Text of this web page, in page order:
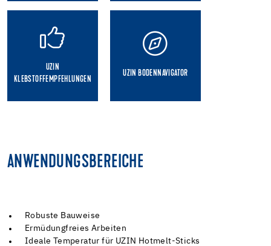
UZIN
KLEBSTOFFEMPFEHLUNGEN
UZIN BODENNAVIGATOR
ANWENDUNGSBEREICHE
Robuste Bauweise
Ermüdungfreies Arbeiten
Ideale Temperatur für UZIN Hotmelt-Sticks